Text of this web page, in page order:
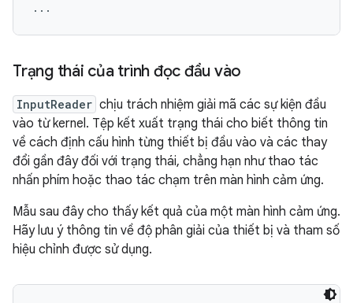
Trạng thái của trình đọc đầu vào
InputReader chịu trách nhiệm giải mã các sự kiện đầu
vào từ kernel. Tệp kết xuất trạng thái cho biết thông tin
về cách định cấu hình từng thiết bị đầu vào và các thay
đổi gần đây đối với trạng thái, chẳng hạn như thao tác
nhấn phím hoặc thao tác chạm trên màn hình cảm ứng.
Mẫu sau đây cho thấy kết quả của một màn hình cảm ứng.
Hãy lưu ý thông tin về độ phân giải của thiết bị và tham số
hiệu chỉnh được sử dụng.